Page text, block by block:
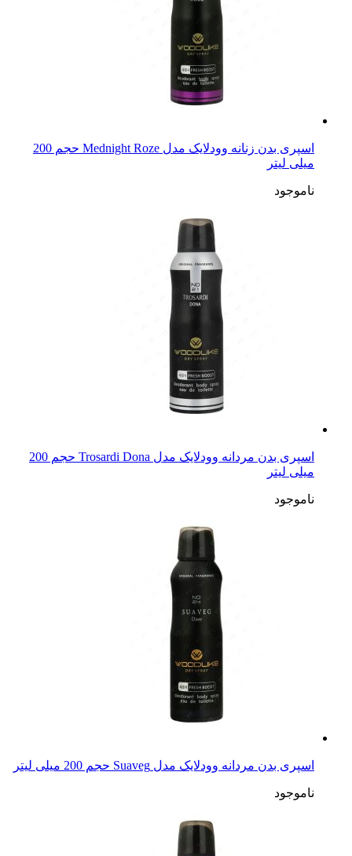
اسپری بدن زنانه وودلایک مدل Mednight Roze حجم 200
میلی لیتر
ناموجود
اسپری بدن مردانه وودلایک مدل Trosardi Dona حجم 200
میلی لیتر
ناموجود
اسپری بدن مردانه وودلایک مدل Suaveg حجم 200 میلی لیتر
ناموجود